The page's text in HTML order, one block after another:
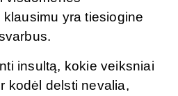
yra tiesiogine
insultą, kokie veiksniai
kodėl delsti nevalia,